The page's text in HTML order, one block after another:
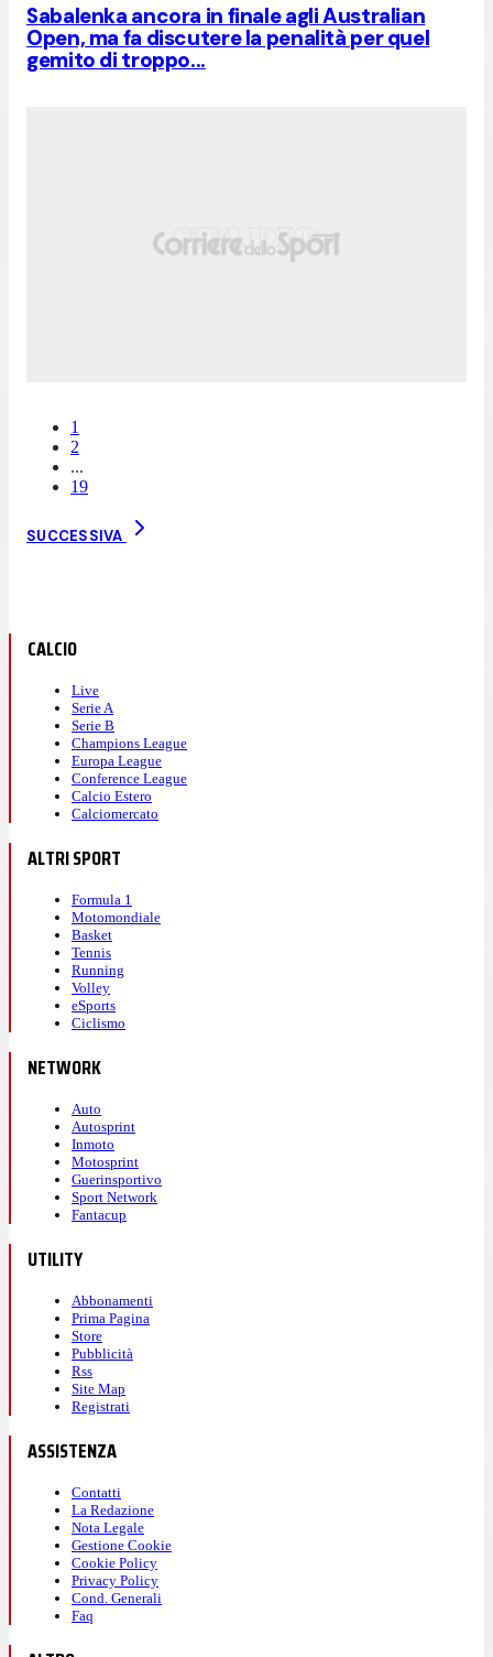
Sabalenka ancora in finale agli Australian
Open, ma fa discutere la penalità per quel
gemito di troppo...
1
2
...
19
SUCCESSIVA
CALCIO
Live
Serie A
Serie B
Champions League
Europa League
Conference League
Calcio Estero
Calciomercato
ALTRI SPORT
Formula 1
Motomondiale
Basket
Tennis
Running
Volley
eSports
Ciclismo
NETWORK
Auto
Autosprint
Inmoto
Motosprint
Guerinsportivo
Sport Network
Fantacup
UTILITY
Abbonamenti
Prima Pagina
Store
Pubblicità
Rss
Site Map
Registrati
ASSISTENZA
Contatti
La Redazione
Nota Legale
Gestione Cookie
Cookie Policy
Privacy Policy
Cond. Generali
Faq